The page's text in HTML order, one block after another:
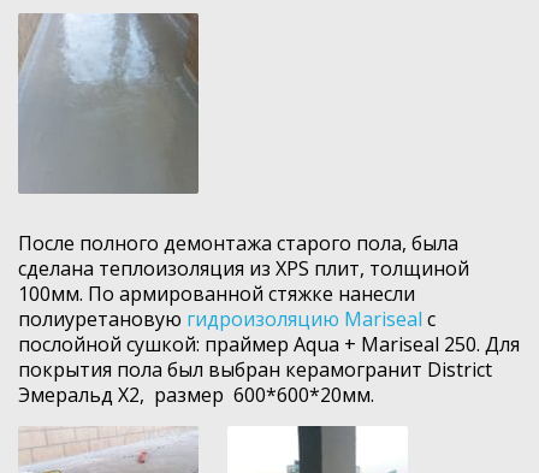
После полного демонтажа старого пола, была
сделана теплоизоляция из XPS плит, толщиной
100мм. По армированной стяжке нанесли
полиуретановую гидроизоляцию Mariseal с
послойной сушкой: праймер Aqua + Mariseal 250. Для
покрытия пола был выбран керамогранит District
Эмеральд Х2, размер 600*600*20мм.